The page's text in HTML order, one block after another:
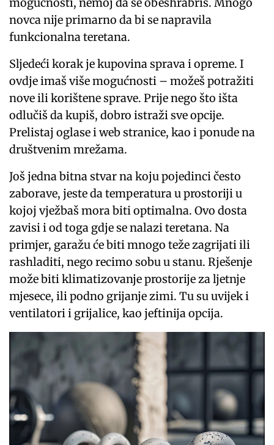
mogućnosti, nemoj da se obeshrabriš. Mnogo
novca nije primarno da bi se napravila
funkcionalna teretana.
Sljedeći korak je kupovina sprava i opreme. I
ovdje imaš više mogućnosti – možeš potražiti
nove ili korištene sprave. Prije nego što išta
odlučiš da kupiš, dobro istraži sve opcije.
Prelistaj oglase i web stranice, kao i ponude na
društvenim mrežama.
Još jedna bitna stvar na koju pojedinci često
zaborave, jeste da temperatura u prostoriji u
kojoj vježbaš mora biti optimalna. Ovo dosta
zavisi i od toga gdje se nalazi teretana. Na
primjer, garažu će biti mnogo teže zagrijati ili
rashladiti, nego recimo sobu u stanu. Rješenje
može biti klimatizovanje prostorije za ljetnje
mjesece, ili podno grijanje zimi. Tu su uvijek i
ventilatori i grijalice, kao jeftinija opcija.